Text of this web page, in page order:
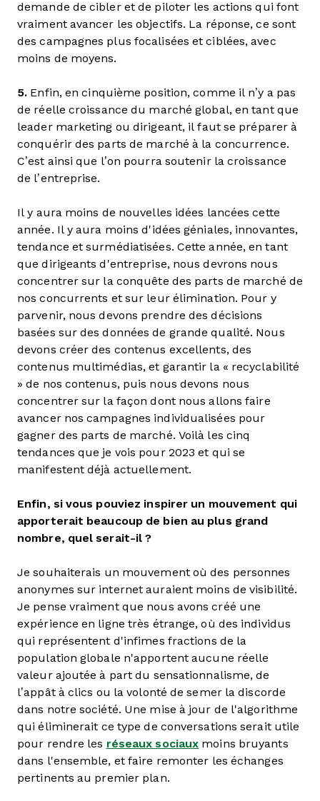
demande de cibler et de piloter les actions qui font
vraiment avancer les objectifs. La réponse, ce sont
des campagnes plus focalisées et ciblées, avec
moins de moyens.
5. Enfin, en cinquième position, comme il n’y a pas
de réelle croissance du marché global, en tant que
leader marketing ou dirigeant, il faut se préparer à
conquérir des parts de marché à la concurrence.
C’est ainsi que l’on pourra soutenir la croissance
de l’entreprise.
Il y aura moins de nouvelles idées lancées cette
année. Il y aura moins d'idées géniales, innovantes,
tendance et surmédiatisées. Cette année, en tant
que dirigeants d'entreprise, nous devrons nous
concentrer sur la conquête des parts de marché de
nos concurrents et sur leur élimination. Pour y
parvenir, nous devons prendre des décisions
basées sur des données de grande qualité. Nous
devons créer des contenus excellents, des
contenus multimédias, et garantir la « recyclabilité
» de nos contenus, puis nous devons nous
concentrer sur la façon dont nous allons faire
avancer nos campagnes individualisées pour
gagner des parts de marché. Voilà les cinq
tendances que je vois pour 2023 et qui se
manifestent déjà actuellement.
Enfin, si vous pouviez inspirer un mouvement qui
apporterait beaucoup de bien au plus grand
nombre, quel serait-il ?
Je souhaiterais un mouvement où des personnes
anonymes sur internet auraient moins de visibilité.
Je pense vraiment que nous avons créé une
expérience en ligne très étrange, où des individus
qui représentent d'infimes fractions de la
population globale n'apportent aucune réelle
valeur ajoutée à part du sensationnalisme, de
l’appât à clics ou la volonté de semer la discorde
dans notre société. Une mise à jour de l'algorithme
qui éliminerait ce type de conversations serait utile
pour rendre les réseaux sociaux moins bruyants
dans l'ensemble, et faire remonter les échanges
pertinents au premier plan.